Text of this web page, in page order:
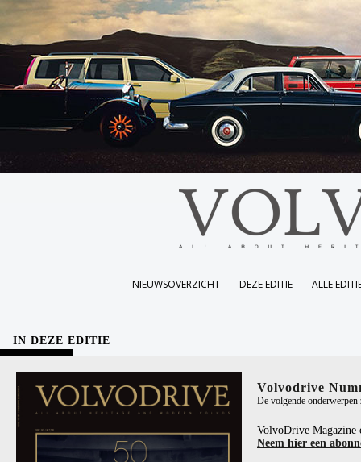
NIEUWSOVERZICHT DEZE EDITIE ALLE
IN DEZE EDITIE
Volvodrive
De volgende onderwerpen
VolvoDrive Magazine
Neem hier een